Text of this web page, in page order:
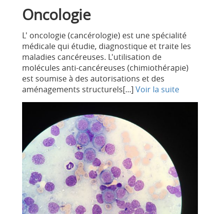
Oncologie
L' oncologie (cancérologie) est une spécialité
médicale qui étudie, diagnostique et traite les
maladies cancéreuses. L'utilisation de
molécules anti-cancéreuses (chimiothérapie)
est soumise à des autorisations et des
aménagements structurels[...] Voir la suite